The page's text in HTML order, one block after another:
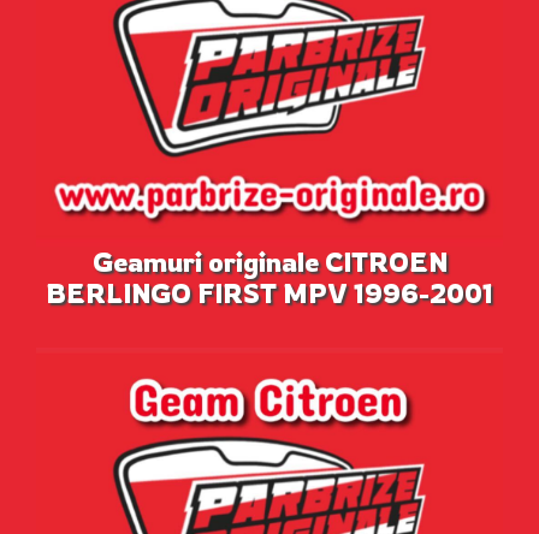
Geamuri originale CITROEN
BERLINGO FIRST MPV 1996-2001